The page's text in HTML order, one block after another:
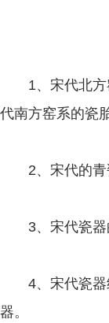
1、宋代北方窑
代南方窑系的瓷
2、宋代的青瓷
3、宋代瓷器的
4、宋代瓷器经
器。